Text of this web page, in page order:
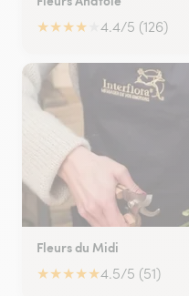
★★★★ 4.4/5 (126)
Fleurs du Midi
★★★★★4.5/5 (51)